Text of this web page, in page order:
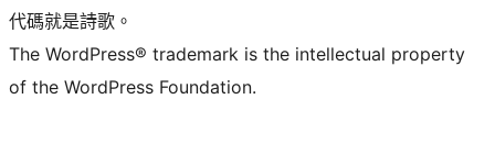
代碼就是詩歌。
The WordPress® trademark is the intellectual property
of the WordPress Foundation.